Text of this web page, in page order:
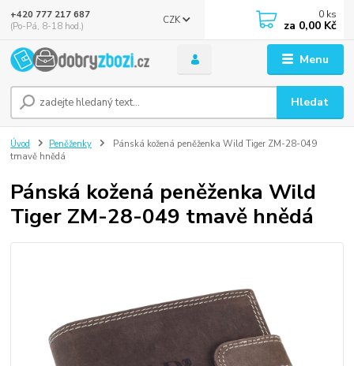
Menu
CZK
Hledat
+420 777 217 687
(Po-Pá, 8-18 hod.)
0 ks
za 0,00 Kč
Úvod Peněženky
Pánská kožená peněženka Wild Tiger ZM-28-049
tmavě hnědá
Pánská kožená peněženka Wild
Tiger ZM-28-049 tmavě hnědá